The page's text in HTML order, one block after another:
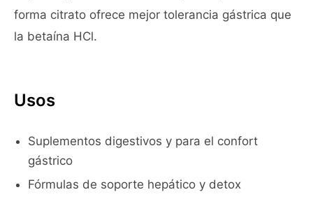
forma citrato ofrece mejor tolerancia gástrica que
la betaína HCl.
Usos
Suplementos digestivos y para el confort
gástrico
Fórmulas de soporte hepático y detox